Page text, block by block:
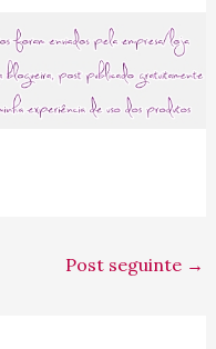
Post seguinte →